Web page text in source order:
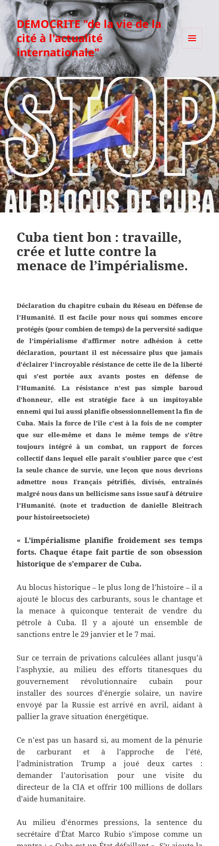
DEMOCRITE "de la vie de la
cité à l'actualité
internationale"
Cuba tient bon : travaille,
crée et lutte contre la
menace de l’impérialisme.
Déclaration du chapitre cubain du Réseau en Défense de
l’Humanité. Il est facile pour nous qui sommes encore
protégés (pour combien de temps) de la perversité sadique
de l’impérialisme d’affirmer notre adhésion à cette
déclaration, pourtant il est nécessaire plus que jamais
d’éclairer l’incroyable résistance de cette île de la liberté
qui s’est portée aux avants postes en défense de
l’Humanité. La résistance n’est pas simple baroud
d’honneur, elle est stratégie face à un impitoyable
ennemi qui lui aussi planifie obsessionnellement la fin de
Cuba. Mais la force de l’île c’est à la fois de ne compter
que sur elle-même et dans le même temps de s’être
toujours intégré à un combat, un rapport de forces
collectif dans lequel elle paraît s’oublier parce que c’est
la seule chance de survie, une leçon que nous devrions
admettre nous Français pétrifiés, divisés, entraînés
malgré nous dans un bellicisme sans issue sauf à détruire
l’Humanité. (note et traduction de danielle Bleitrach
pour histoireetsociete)
« L’impérialisme planifie froidement ses temps
forts. Chaque étape fait partie de son obsession
historique de s’emparer de Cuba.
Au blocus historique – le plus long de l’histoire – il a
ajouté le blocus des carburants, sous le chantage et
la menace à quiconque tenterait de vendre du
pétrole à Cuba. Il y a ajouté un ensemble de
sanctions entre le 29 janvier et le 7 mai.
Sur ce terrain de privations calculées allant jusqu’à
l’asphyxie, au milieu des efforts titanesques du
gouvernement révolutionnaire cubain pour
installer des sources d’énergie solaire, un navire
envoyé par la Russie est arrivé en avril, aidant à
pallier la grave situation énergétique.
Ce n’est pas un hasard si, au moment de la pénurie
de carburant et à l’approche de l’été,
l’administration Trump a joué deux cartes :
demander l’autorisation pour une visite du
directeur de la CIA et offrir 100 millions de dollars
d’aide humanitaire.
Au milieu d’énormes pressions, la sentence du
secrétaire d’État Marco Rubio s’impose comme un